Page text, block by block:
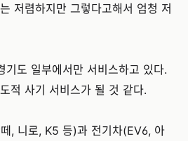
저렴하지만 그렇다고해서 엄청 저
기도 일부에서만 서비스하고 있다.
적 사기 서비스가 될 것 같다.
, 니로, K5 등)과 전기차(EV6, 아